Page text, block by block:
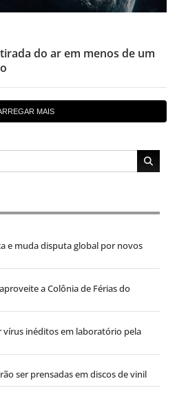
do ar em menos de um
MAIS
e muda disputa global por novos
a Colônia de Férias do
vírus inéditos em laboratório pela
ser prensadas em discos de vinil